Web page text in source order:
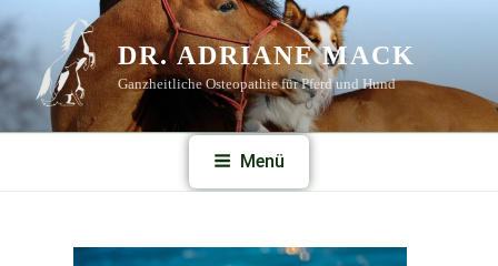
DR. ADRIANE MACK
Ganzheitliche Osteopathie für Pferd und Hund
Menü